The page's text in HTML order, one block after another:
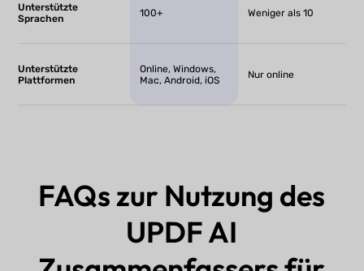
Unterstützte
Sprachen
100+ Weniger als 10
Unterstützte
Plattformen
Online, Windows,
Mac, Android, iOS
Nur online
FAQs zur Nutzung des
UPDF AI